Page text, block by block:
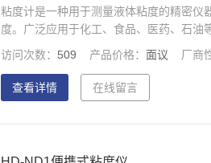
粘度计是一种用于测量液体粘度的精密仪
度。广泛应用于化工、食品、医药、石油
访问次数： 509 产品价格：面议 厂商
查看详情 在线留言